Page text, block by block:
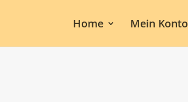
Home Mein Konto